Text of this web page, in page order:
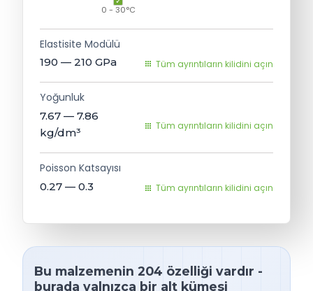
0 - 30°C
Elastisite Modülü
190 — 210 GPa Tüm ayrıntıların kilidini açın
Yoğunluk
7.67 — 7.86
kg/dm³
Tüm ayrıntıların kilidini açın
Poisson Katsayısı
0.27 — 0.3 Tüm ayrıntıların kilidini açın
Bu malzemenin 204 özelliği vardır -
burada yalnızca bir alt kümesi